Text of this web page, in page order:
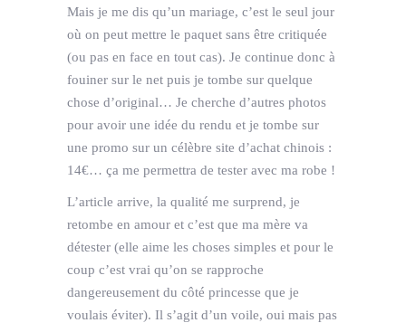
Mais je me dis qu’un mariage, c’est le seul jour
où on peut mettre le paquet sans être critiquée
(ou pas en face en tout cas). Je continue donc à
fouiner sur le net puis je tombe sur quelque
chose d’original… Je cherche d’autres photos
pour avoir une idée du rendu et je tombe sur
une promo sur un célèbre site d’achat chinois :
14€… ça me permettra de tester avec ma robe !
L’article arrive, la qualité me surprend, je
retombe en amour et c’est que ma mère va
détester (elle aime les choses simples et pour le
coup c’est vrai qu’on se rapproche
dangereusement du côté princesse que je
voulais éviter). Il s’agit d’un voile, oui mais pas